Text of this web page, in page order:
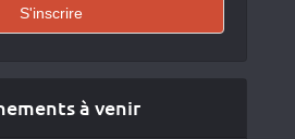
à venir